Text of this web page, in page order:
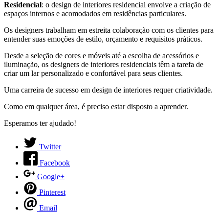
Residencial: o design de interiores residencial envolve a criação de
espaços internos e acomodados em residências particulares.
Os designers trabalham em estreita colaboração com os clientes para
entender suas emoções de estilo, orçamento e requisitos práticos.
Desde a seleção de cores e móveis até a escolha de acessórios e
iluminação, os designers de interiores residenciais têm a tarefa de
criar um lar personalizado e confortável para seus clientes.
Uma carreira de sucesso em design de interiores requer criatividade.
Como em qualquer área, é preciso estar disposto a aprender.
Esperamos ter ajudado!
Twitter
Facebook
Google+
Pinterest
Email